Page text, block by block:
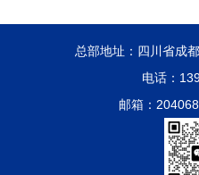
总部地址：四川省成
电话：
邮箱：